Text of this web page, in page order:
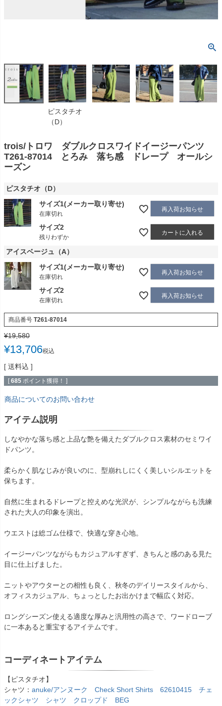
ピスタチオ
（D）
trois/トロワ ダブルクロスワイドイージーパンツ
T261-87014 とろみ 落ち感 ドレープ オールシ
ーズン
ピスタチオ（D）
サイズ1(メーカー取り寄せ)
在庫切れ
再入荷お知らせ
サイズ2
残りわずか
カートに入れる
アイスベージュ（A）
サイズ1(メーカー取り寄せ)
在庫切れ
再入荷お知らせ
サイズ2
在庫切れ
再入荷お知らせ
商品番号 T261-87014
¥19,580
¥13,706税込
送料込
[ 685 ポイント獲得！ ]
商品についてのお問い合わせ
アイテム説明
しなやかな落ち感と上品な艶を備えたダブルクロス素材のセミワイ
ドパンツ。
柔らかく肌なじみが良いのに、型崩れしにくく美しいシルエットを
保ちます。
自然に生まれるドレープと控えめな光沢が、シンプルながらも洗練
された大人の印象を演出。
ウエストは総ゴム仕様で、快適な穿き心地。
イージーパンツながらもカジュアルすぎず、きちんと感のある見た
目に仕上げました。
ニットやアウターとの相性も良く、秋冬のデイリースタイルから、
オフィスカジュアル、ちょっとしたお出かけまで幅広く対応。
ロングシーズン使える適度な厚みと汎用性の高さで、ワードローブ
に一本あると重宝するアイテムです。
コーディネートアイテム
【ピスタチオ】
シャツ： anuke/アンヌーク Check Short Shirts 62610415 チェ
ックシャツ シャツ クロップド BEG